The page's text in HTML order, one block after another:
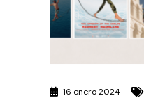
16 enero 2024